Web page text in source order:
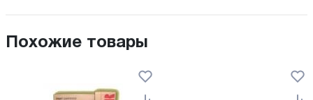
Похожие товары